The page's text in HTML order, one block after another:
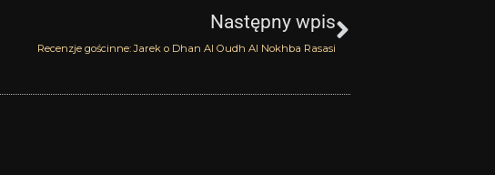
Następny wpis
Recenzje gościnne: Jarek o Dhan Al Oudh Al Nokhba Rasasi